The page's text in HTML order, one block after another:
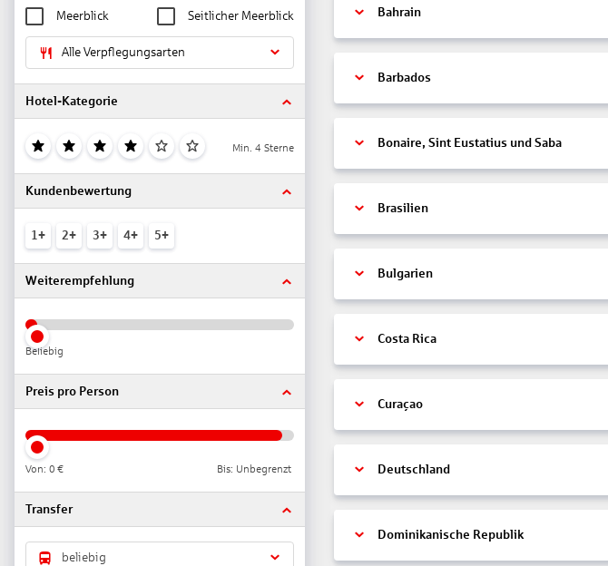
Meerblick Seitlicher Meerblick
Alle Verpflegungsarten
Hotel-Kategorie
Min. 4 Sterne
Kundenbewertung
1+ 2+ 3+ 4+ 5+
Weiterempfehlung
Beliebig
Preis pro Person
Von: 0 € Bis: Unbegrenzt
Transfer
beliebig
Bahrain
Barbados
Bonaire, Sint Eustatius und Saba
Brasilien
Bulgarien
Costa Rica
Curaçao
Deutschland
Dominikanische Republik